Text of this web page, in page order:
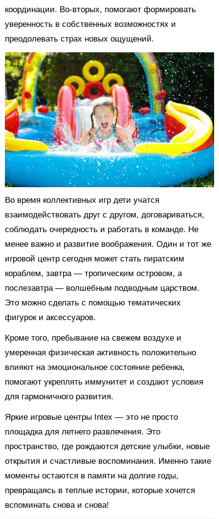
координации. Во-вторых, помогают формировать
уверенность в собственных возможностях и
преодолевать страх новых ощущений.
Во время коллективных игр дети учатся
взаимодействовать друг с другом, договариваться,
соблюдать очередность и работать в команде. Не
менее важно и развитие воображения. Один и тот же
игровой центр сегодня может стать пиратским
кораблем, завтра — тропическим островом, а
послезавтра — волшебным подводным царством.
Это можно сделать с помощью тематических
фигурок и аксессуаров.
Кроме того, пребывание на свежем воздухе и
умеренная физическая активность положительно
влияют на эмоциональное состояние ребенка,
помогают укреплять иммунитет и создают условия
для гармоничного развития.
Яркие игровые центры Intex — это не просто
площадка для летнего развлечения. Это
пространство, где рождаются детские улыбки, новые
открытия и счастливые воспоминания. Именно такие
моменты остаются в памяти на долгие годы,
превращаясь в теплые истории, которые хочется
вспоминать снова и снова!